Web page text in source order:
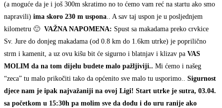
(a moguće da je i još 300m skratimo no to ćemo vam reć na startu ako smo
napravili) ima skoro 230 m uspona.. A sav taj uspon je u posljednjem
kilometru 🙂 VAŽNA NAPOMENA: Spust sa makadama preko crvkice
Sv. Jure do donjeg makadama (od 0.8 km do 1.6km utrke) je poprilično
strm i kamenit, a uz ovu kišu bit će sigurno i blatnjav i klizav pa VAS
MOLIM da na tom dijelu budete malo pažljiviji.. Mi ćemo i našeg
“zeca” tu malo prikočiti tako da općenito sve malo tu usporimo.. Sigurnost
djece nam je ipak najvažaniji na ovoj Ligi! Start utrke je sutra, 03.04.
sa početkom u 15:30h pa molim sve da dođu i do uru ranije ako